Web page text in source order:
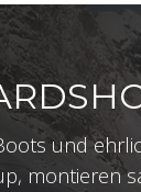
und
montieren